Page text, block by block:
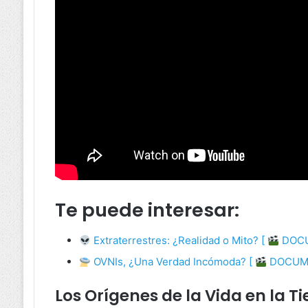
Te puede interesar:
Extraterrestres: ¿Realidad o Mito? [
OVNIs, ¿Una Verdad Incómoda? [
Los Orígenes de la Vida en la